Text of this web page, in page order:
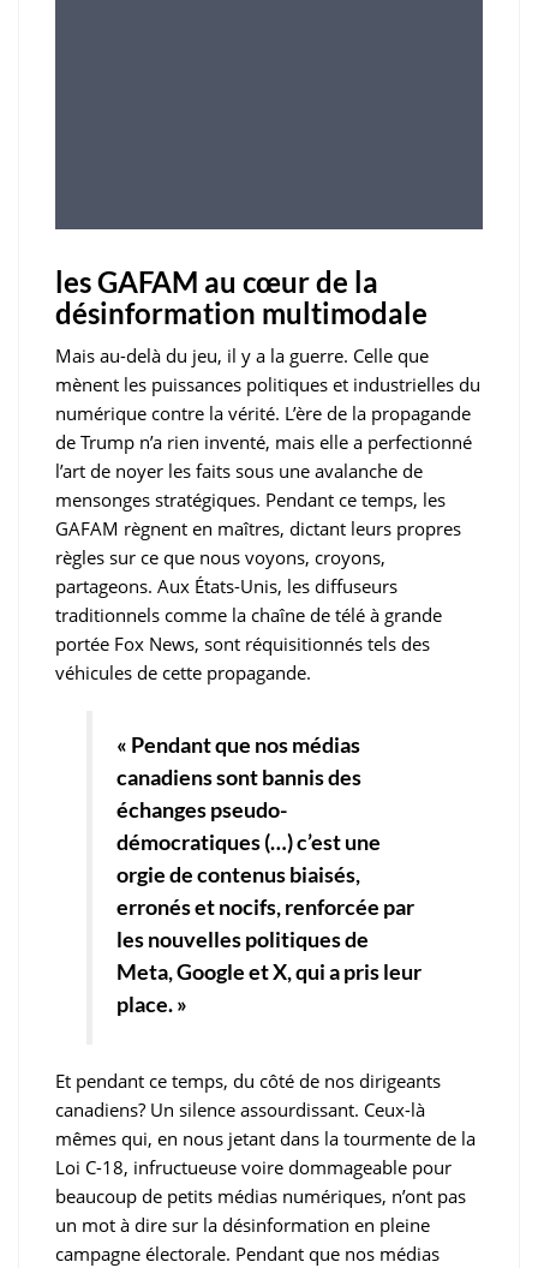
les GAFAM au cœur de la
désinformation multimodale
Mais au-delà du jeu, il y a la guerre. Celle que
mènent les puissances politiques et industrielles du
numérique contre la vérité. L’ère de la propagande
de Trump n’a rien inventé, mais elle a perfectionné
l’art de noyer les faits sous une avalanche de
mensonges stratégiques. Pendant ce temps, les
GAFAM règnent en maîtres, dictant leurs propres
règles sur ce que nous voyons, croyons,
partageons. Aux États-Unis, les diffuseurs
traditionnels comme la chaîne de télé à grande
portée Fox News, sont réquisitionnés tels des
véhicules de cette propagande.
« Pendant que nos médias
canadiens sont bannis des
échanges pseudo-
démocratiques (…) c’est une
orgie de contenus biaisés,
erronés et nocifs, renforcée par
les nouvelles politiques de
Meta, Google et X, qui a pris leur
place. »
Et pendant ce temps, du côté de nos dirigeants
canadiens? Un silence assourdissant. Ceux-là
mêmes qui, en nous jetant dans la tourmente de la
Loi C-18, infructueuse voire dommageable pour
beaucoup de petits médias numériques, n’ont pas
un mot à dire sur la désinformation en pleine
campagne électorale. Pendant que nos médias